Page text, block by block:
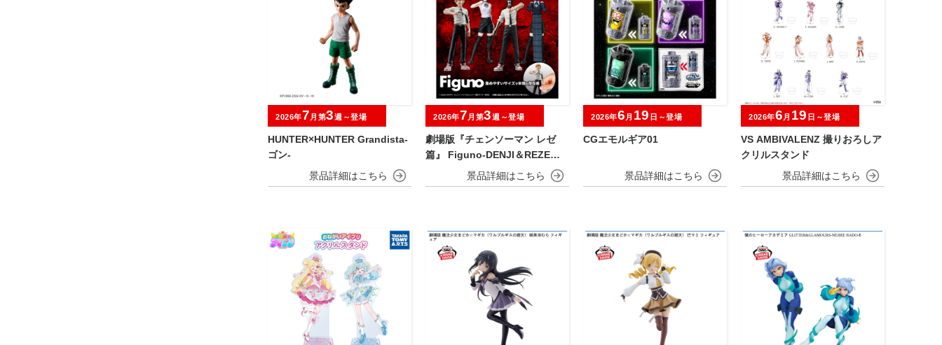
HUNTER×HUNTER Grandista-
ゴン-
2026年7 月第3週～登場
劇場版『チェンソーマン レゼ
篇』 Figuno-DENJI＆REZE＆C
HAINSAW MAN＆BOMB-
2026年7 月第3週～登場
CGエモルギア01
2026年6 月 19 日～登場
VS AMBIVALENZ 撮りおろしア
クリルスタンド
2026年6 月 19 日～登場